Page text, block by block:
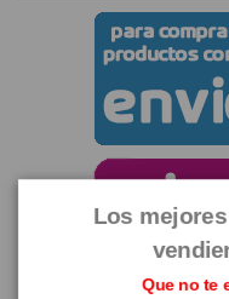
Los
Que no te